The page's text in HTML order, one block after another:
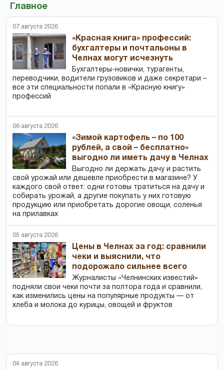
Главное
07 августа 2026
«Красная книга» профессий:
бухгалтеры и почтальоны в
Челнах могут исчезнуть
Бухгалтеры-новички, тур­агенты,
переводчики, водители грузовиков и даже секретари –
все эти специальности попали в «Красную книгу»
профессий
06 августа 2026
«Зимой картофель – по 100
рублей, а свой – бесплатно»
выгодно ли иметь дачу в Челнах
Выгодно ли держать дачу и растить
свой урожай или дешевле приобрести в магазине? У
каждого свой ответ: одни готовы тратиться на дачу и
собирать урожай, а другие покупать у них готовую
продукцию или приобретать дорогие овощи, соленья
на прилавках
05 августа 2026
Цены в Челнах за год: сравнили
чеки и выяснили, что
подорожало сильнее всего
Журналисты «Челнинских известий»
подняли свои чеки почти за полтора года и сравнили,
как изменились цены на популярные продукты — от
хлеба и молока до курицы, овощей и фруктов
04 августа 2026